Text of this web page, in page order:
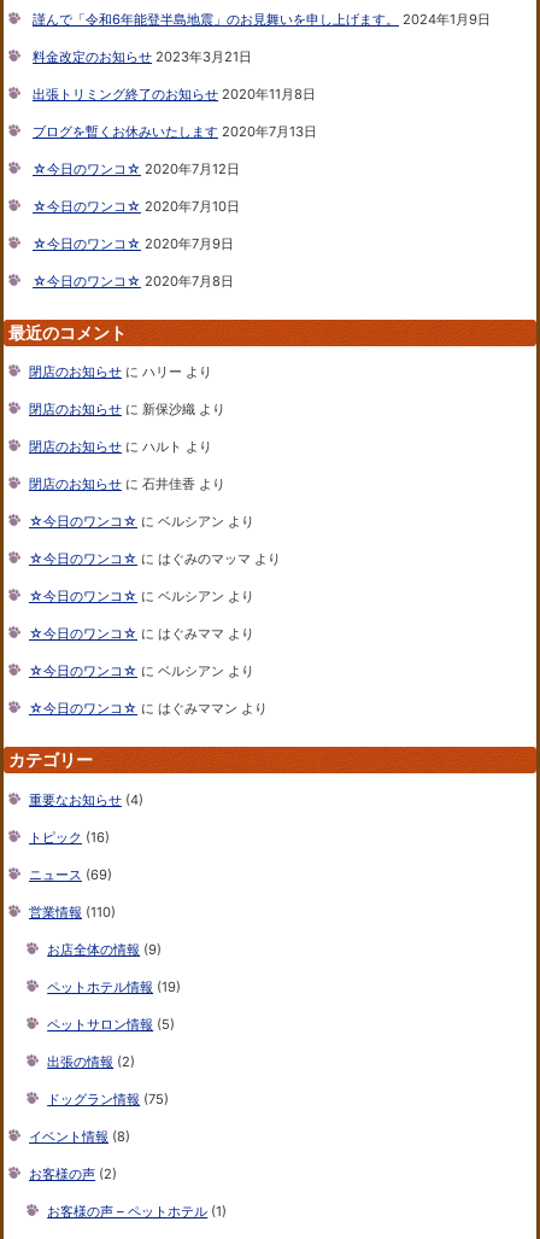
謹んで「令和6年能登半島地震」のお見舞いを申し上げます。 2024年1月9日
料金改定のお知らせ 2023年3月21日
出張トリミング終了のお知らせ 2020年11月8日
ブログを暫くお休みいたします 2020年7月13日
☆今日のワンコ☆ 2020年7月12日
☆今日のワンコ☆ 2020年7月10日
☆今日のワンコ☆ 2020年7月9日
☆今日のワンコ☆ 2020年7月8日
最近のコメント
閉店のお知らせ に ハリー より
閉店のお知らせ に 新保沙織 より
閉店のお知らせ に ハルト より
閉店のお知らせ に 石井佳香 より
☆今日のワンコ☆ に ベルシアン より
☆今日のワンコ☆ に はぐみのマッマ より
☆今日のワンコ☆ に ベルシアン より
☆今日のワンコ☆ に はぐみママ より
☆今日のワンコ☆ に ベルシアン より
☆今日のワンコ☆ に はぐみママン より
カテゴリー
重要なお知らせ (4)
トピック (16)
ニュース (69)
営業情報 (110)
お店全体の情報 (9)
ペットホテル情報 (19)
ペットサロン情報 (5)
出張の情報 (2)
ドッグラン情報 (75)
イベント情報 (8)
お客様の声 (2)
お客様の声 – ペットホテル (1)